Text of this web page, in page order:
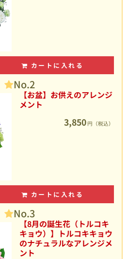
カートに入れる
No.2
【お盆】お供えのアレンジ
メント
3,850 円（税込）
カートに入れる
No.3
【8月の誕生花（トルコキ
キョウ）】トルコキキョウ
のナチュラルなアレンジメ
ント